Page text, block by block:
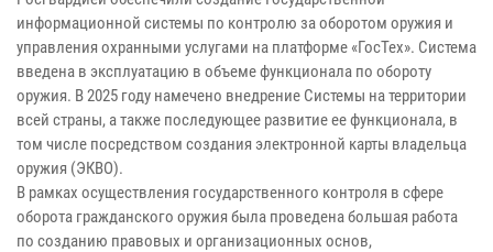
информационной системы по контролю за оборотом оружия и
управления охранными услугами на платформе «ГосТех». Система
введена в эксплуатацию в объеме функционала по обороту
оружия. В 2025 году намечено внедрение Системы на территории
всей страны, а также последующее развитие ее функционала, в
том числе посредством создания электронной карты владельца
оружия (ЭКВО).
В рамках осуществления государственного контроля в сфере
оборота гражданского оружия была проведена большая работа
по созданию правовых и организационных основ,